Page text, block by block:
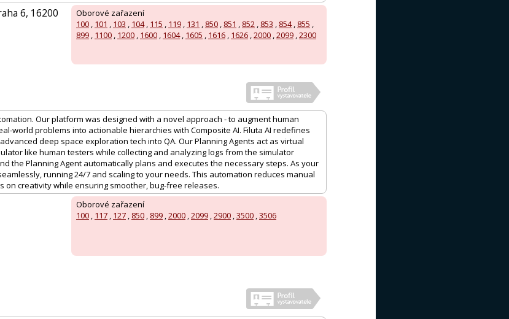
Oborové zařazení
100 , 101 , 103 , 104, 115 , 119 , 131 , 850 , 851 , 852 , 853 , 854, 855 ,
899 , 1100 , 1200 , 1600 , 1604, 1605 , 1616 , 1626 ,2000 ,2099 ,2300
6, 16200
Our platform was designed with a novel approach - to augment human
world problems into actionable hierarchies with Composite AI. Filuta AI redefines
deep space exploration tech into QA. Our Planning Agents act as virtual
like human testers while collecting and analyzing logs from the simulator
the Planning Agent automatically plans and executes the necessary steps. As your
running 24/7 and scaling to your needs. This automation reduces manual
on creativity while ensuring smoother, bug-free releases.
Oborové zařazení
100 , 117 , 127 , 850 , 899 ,2000 ,2099 ,2900 ,3500 ,3506